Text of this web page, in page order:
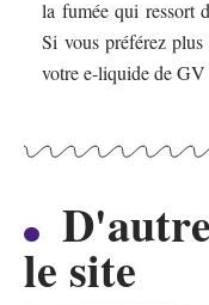
la fumée qui ressort
Si vous préférez
votre e-liquide de
le site